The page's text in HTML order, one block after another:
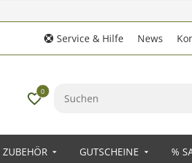
Service & Hilfe News
0
ZUBEHÖR GUTSCHEINE %